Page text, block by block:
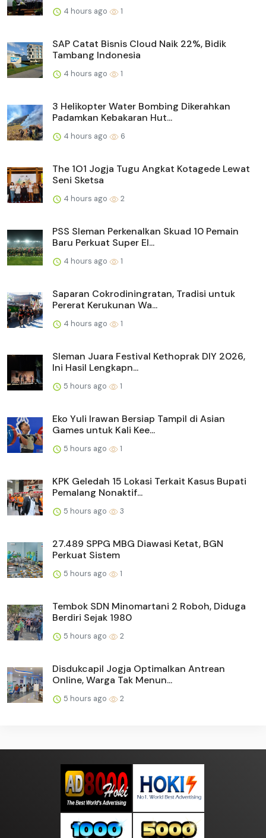
4 hours ago 1
SAP Catat Bisnis Cloud Naik 22%, Bidik
Tambang Indonesia
4 hours ago 1
3 Helikopter Water Bombing Dikerahkan
Padamkan Kebakaran Hut...
4 hours ago 6
The 1O1 Jogja Tugu Angkat Kotagede Lewat
Seni Sketsa
4 hours ago 2
PSS Sleman Perkenalkan Skuad 10 Pemain
Baru Perkuat Super El...
4 hours ago 1
Saparan Cokrodiningratan, Tradisi untuk
Pererat Kerukunan Wa...
4 hours ago 1
Sleman Juara Festival Kethoprak DIY 2026,
Ini Hasil Lengkapn...
5 hours ago 1
Eko Yuli Irawan Bersiap Tampil di Asian
Games untuk Kali Kee...
5 hours ago 1
KPK Geledah 15 Lokasi Terkait Kasus Bupati
Pemalang Nonaktif...
5 hours ago 3
27.489 SPPG MBG Diawasi Ketat, BGN
Perkuat Sistem
5 hours ago 1
Tembok SDN Minomartani 2 Roboh, Diduga
Berdiri Sejak 1980
5 hours ago 2
Disdukcapil Jogja Optimalkan Antrean
Online, Warga Tak Menun...
5 hours ago 2